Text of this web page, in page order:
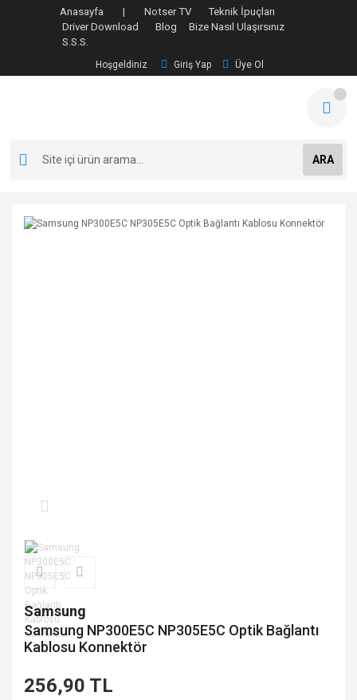
Anasayfa | Notser TV
Teknik İpuçları
Driver Download
Blog
Bize Nasıl Ulaşırsınız
S.S.S.
Hoşgeldiniz Giriş Yap Üye Ol
ARA
Samsung
Samsung NP300E5C NP305E5C Optik Bağlantı
Kablosu Konnektör
256,90 TL